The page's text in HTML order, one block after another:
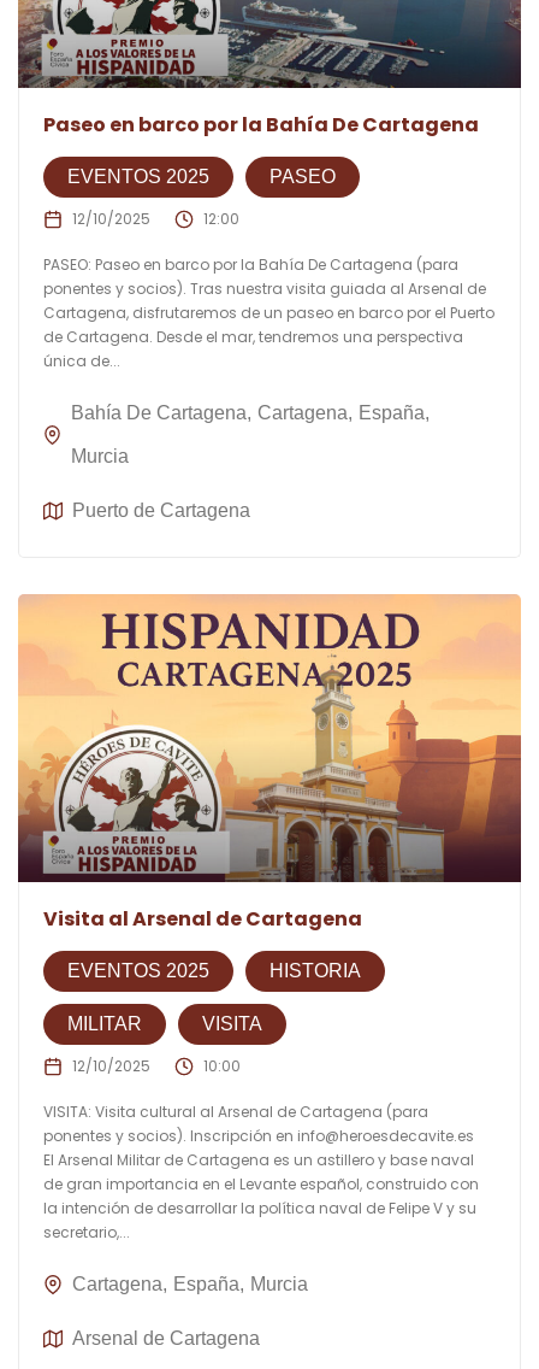
Paseo en barco por la Bahía De Cartagena
EVENTOS 2025 PASEO
12/10/2025 12:00
PASEO: Paseo en barco por la Bahía De Cartagena (para
ponentes y socios). Tras nuestra visita guiada al Arsenal de
Cartagena, disfrutaremos de un paseo en barco por el Puerto
de Cartagena. Desde el mar, tendremos una perspectiva
única de...
Bahía De Cartagena Cartagena España
Murcia
Puerto de Cartagena
Visita al Arsenal de Cartagena
EVENTOS 2025 HISTORIA
MILITAR VISITA
12/10/2025 10:00
VISITA: Visita cultural al Arsenal de Cartagena (para
ponentes y socios). Inscripción en info@heroesdecavite.es
El Arsenal Militar de Cartagena es un astillero y base naval
de gran importancia en el Levante español, construido con
la intención de desarrollar la política naval de Felipe V y su
secretario,...
Cartagena España Murcia
Arsenal de Cartagena